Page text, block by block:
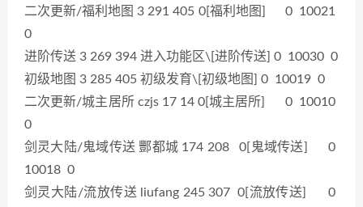
二次更新/福利地图 3 291 405 0[福利地图] 0 10021
0
进阶传送 3 269 394 进入功能区\[进阶传送] 0 10030 0
初级地图 3 285 405 初级发育\[初级地图] 0 10019 0
二次更新/城主居所 czjs 17 14 0[城主居所] 0 10010
0
剑灵大陆/鬼域传送 酆都城 174 208 0[鬼域传送] 0
10018 0
剑灵大陆/流放传送 liufang 245 307 0[流放传送] 0